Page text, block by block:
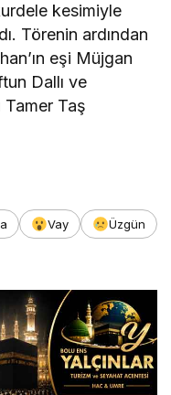
kesimiyle
Törenin ardından
eşi Müjgan
Dallı ve
Taş
Vay
Üzgün